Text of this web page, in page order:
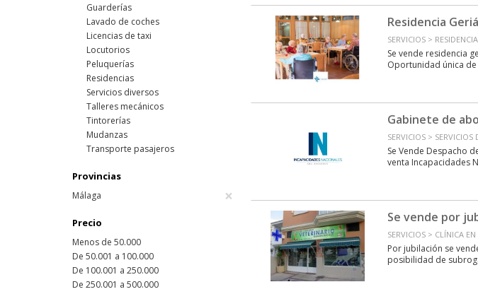
Residencia
SERVICIOS >
Se vende residencia
Oportunidad única
Gabinete de
SERVICIOS >
Se Vende Despacho
venta Incapacidades
Se vende por
SERVICIOS > CLÍNICA
Por jubilación se
posibilidad de
Guarderías
Lavado de coches
Licencias de taxi
Locutorios
Peluquerías
Residencias
Servicios diversos
Talleres mecánicos
Tintorerías
Mudanzas
Transporte pasajeros
Provincias
Málaga ×
Precio
Menos de 50.000
De 50.001 a 100.000
De 100.001 a 250.000
De 250.001 a 500.000